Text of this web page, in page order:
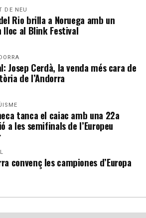
DE NEU
Rio brilla a Noruega amb un
lloc al Blink Festival
Josep Cerdà, la venda més cara de
de l’Andorra
tanca el caiac amb una 22a
a les semifinals de l’Europeu
convenç les campiones d’Europa